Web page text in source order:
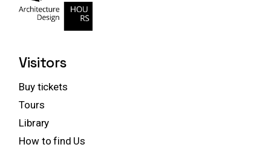
Visitors
Buy tickets
Tours
Library
How to find Us